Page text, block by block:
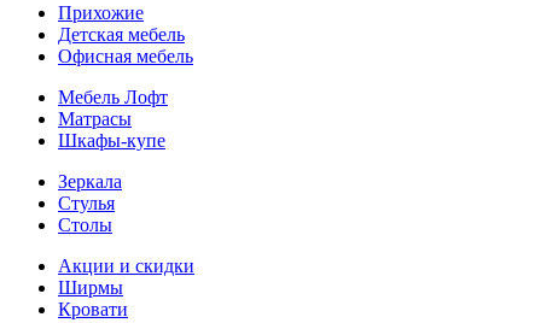
Прихожие
Детская мебель
Офисная мебель
Мебель Лофт
Матрасы
Шкафы-купе
Зеркала
Стулья
Столы
Акции и скидки
Ширмы
Кровати